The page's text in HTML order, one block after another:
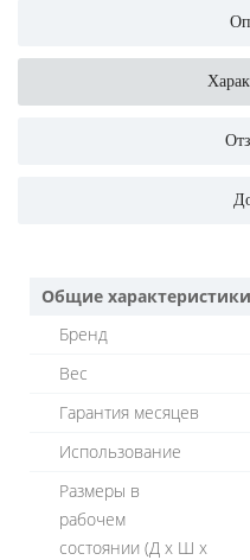
Общие характеристики
Бренд
Вес
Гарантия месяцев
Использование
Размеры в
рабочем
состоянии (Д х Ш х